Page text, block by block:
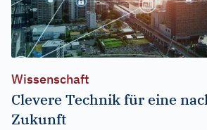
Wissenschaft
Clevere Technik für eine
Zukunft